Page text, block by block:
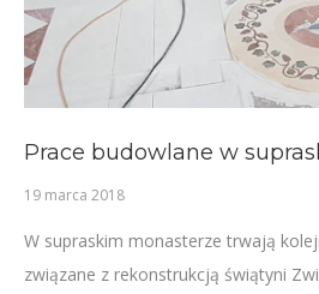
Prace budowlane w
19 marca 2018
W supraskim monasterze trwają
związane z rekonstrukcją świątyni